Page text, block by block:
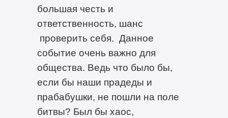
большая честь и
ответственность, шанс
проверить себя. Данное
событие очень важно для
общества. Ведь что было бы,
если бы наши прадеды и
прабабушки, не пошли на поле
битвы? Был бы хаос,